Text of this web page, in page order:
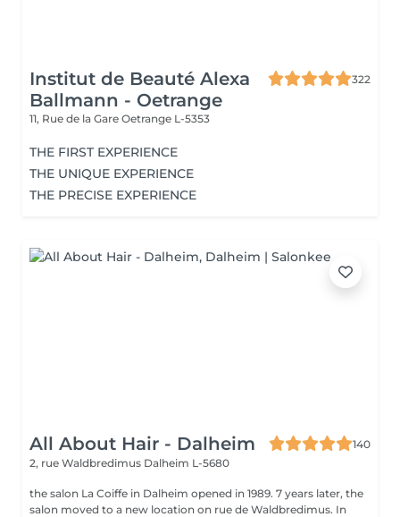
Institut de Beauté Alexa
Ballmann - Oetrange
322
11, Rue de la Gare Oetrange L-5353
THE FIRST EXPERIENCE
THE UNIQUE EXPERIENCE
THE PRECISE EXPERIENCE
All About Hair - Dalheim
140
2, rue Waldbredimus Dalheim L-5680
the salon La Coiffe in Dalheim opened in 1989. 7 years later, the
salon moved to a new location on rue de Waldbredimus. In